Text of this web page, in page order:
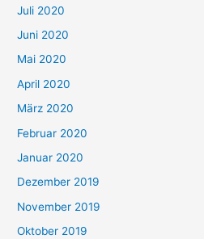
Juli 2020
Juni 2020
Mai 2020
April 2020
März 2020
Februar 2020
Januar 2020
Dezember 2019
November 2019
Oktober 2019